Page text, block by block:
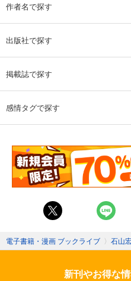
作者名で探す
出版社で探す
掲載誌で探す
感情タグで探す
電子書籍・漫画 ブックライブ 〉 石山
新刊やお得な